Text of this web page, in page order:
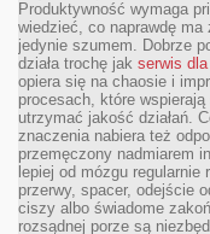
Produktywność wymaga
wiedzieć, co naprawdę
jedynie szumem. Dobrze
działa trochę jak serwis
opiera się na chaosie i
procesach, które
utrzymać jakość działań.
znaczenia nabiera też
przemęczony nadmiarem
lepiej od mózgu regularnie
przerwy, spacer, odejście
ciszy albo świadome
rozsądnej porze są